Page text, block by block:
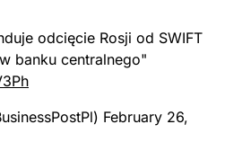
odcięcie Rosji od SWIFT
banku centralnego"
February 26,